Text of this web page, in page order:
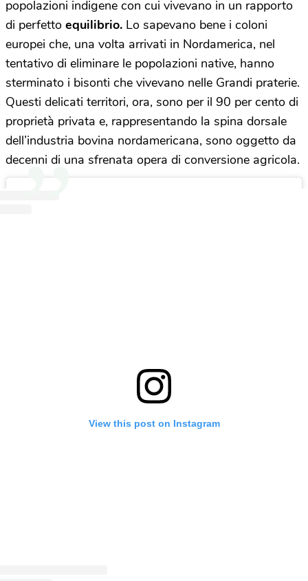
popolazioni indigene con cui vivevano in un rapporto
di perfetto equilibrio. Lo sapevano bene i coloni
europei che, una volta arrivati in Nordamerica, nel
tentativo di eliminare le popolazioni native, hanno
sterminato i bisonti che vivevano nelle Grandi praterie.
Questi delicati territori, ora, sono per il 90 per cento di
proprietà privata e, rappresentando la spina dorsale
dell’industria bovina nordamericana, sono oggetto da
decenni di una sfrenata opera di conversione agricola.
View this post on Instagram